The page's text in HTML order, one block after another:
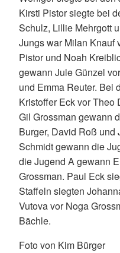
Kirsti Pistor siegte bei
Schulz, Lillie Mehrgott
Jungs war Milan Knauf
Pistor und Noah
gewann Jule Günzel
und Emma Reuter. Bei
Kristoffer Eck vor Theo
Gil Grossman gewann
Burger, David Roß und
Schmidt gewann die
die Jugend A gewann
Grossman. Paul Eck
Staffeln siegten
Vutova vor Noga
Bächle.
Foto von Kim Bürger